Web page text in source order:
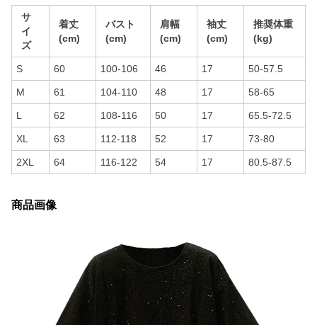
サ
イ
ズ
着丈
(cm)
バスト
(cm)
肩幅
(cm)
袖丈
(cm)
推奨体重
(kg)
S 60 100-106 46 17 50-57.5
M 61 104-110 48 17 58-65
L 62 108-116 50 17 65.5-72.5
XL 63 112-118 52 17 73-80
2XL 64 116-122 54 17 80.5-87.5
商品画像